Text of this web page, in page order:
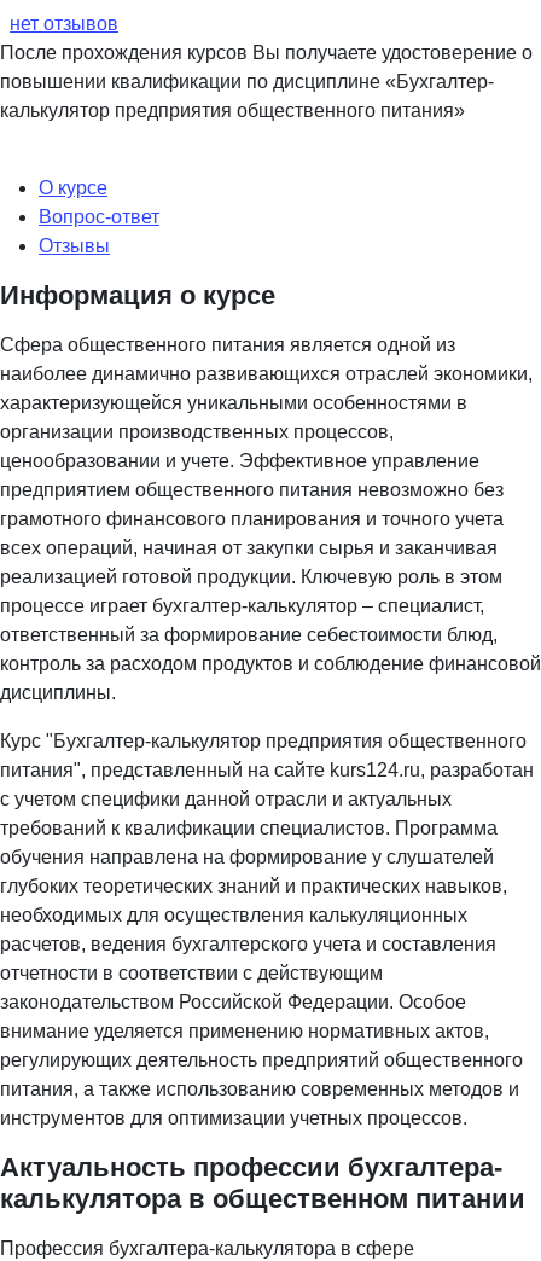
нет отзывов
После прохождения курсов Вы получаете удостоверение о
повышении квалификации по дисциплине «Бухгалтер-
калькулятор предприятия общественного питания»
О курсе
Вопрос-ответ
Отзывы
Информация о курсе
Сфера общественного питания является одной из
наиболее динамично развивающихся отраслей экономики,
характеризующейся уникальными особенностями в
организации производственных процессов,
ценообразовании и учете. Эффективное управление
предприятием общественного питания невозможно без
грамотного финансового планирования и точного учета
всех операций, начиная от закупки сырья и заканчивая
реализацией готовой продукции. Ключевую роль в этом
процессе играет бухгалтер-калькулятор – специалист,
ответственный за формирование себестоимости блюд,
контроль за расходом продуктов и соблюдение финансовой
дисциплины.
Курс "Бухгалтер-калькулятор предприятия общественного
питания", представленный на сайте kurs124.ru, разработан
с учетом специфики данной отрасли и актуальных
требований к квалификации специалистов. Программа
обучения направлена на формирование у слушателей
глубоких теоретических знаний и практических навыков,
необходимых для осуществления калькуляционных
расчетов, ведения бухгалтерского учета и составления
отчетности в соответствии с действующим
законодательством Российской Федерации. Особое
внимание уделяется применению нормативных актов,
регулирующих деятельность предприятий общественного
питания, а также использованию современных методов и
инструментов для оптимизации учетных процессов.
Актуальность профессии бухгалтера-
калькулятора в общественном питании
Профессия бухгалтера-калькулятора в сфере